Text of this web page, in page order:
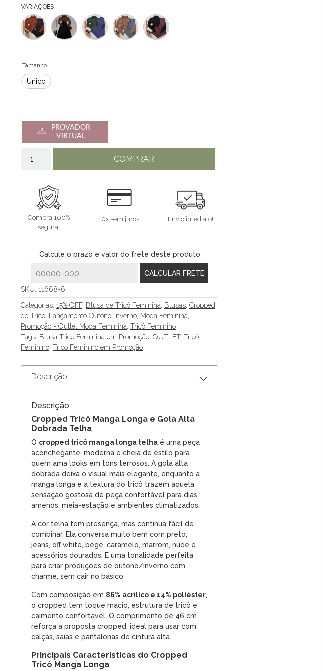
VARIAÇÕES
Tamanho
Único
PROVADOR
VIRTUAL
COMPRAR
Compra 100%
segura!
10x sem juros! Envio imediato!
Calcule o prazo e valor do frete deste produto
SKU: 11668-6
Categorias: 15% OFF, Blusa de Tricô Feminina, Blusas, Cropped
de Trico, Lançamento Outono-Inverno, Moda Feminina,
Promoção - Outlet Moda Feminina, Tricô Feminino
Tags: Blusa Trico Feminina em Promoção, OUTLET, Tricô
Feminino, Trico Feminino em Promoção
Descrição
Descrição
Cropped Tricô Manga Longa e Gola Alta
Dobrada Telha
O cropped tricô manga longa telha é uma peça
aconchegante, moderna e cheia de estilo para
quem ama looks em tons terrosos. A gola alta
dobrada deixa o visual mais elegante, enquanto a
manga longa e a textura do tricô trazem aquela
sensação gostosa de peça confortável para dias
amenos, meia-estação e ambientes climatizados.
A cor telha tem presença, mas continua fácil de
combinar. Ela conversa muito bem com preto,
jeans, off white, bege, caramelo, marrom, nude e
acessórios dourados. É uma tonalidade perfeita
para criar produções de outono/inverno com
charme, sem cair no básico.
Com composição em 86% acrílico e 14% poliéster,
o cropped tem toque macio, estrutura de tricô e
caimento confortável. O comprimento de 46 cm
reforça a proposta cropped, ideal para usar com
calças, saias e pantalonas de cintura alta.
Principais Características do Cropped
Tricô Manga Longa